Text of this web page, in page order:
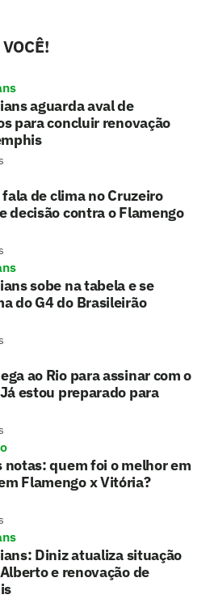
aguarda aval de
para concluir renovação
de clima no Cruzeiro
decisão contra o Flamengo
sobe na tabela e se
do G4 do Brasileirão
ao Rio para assinar com o
estou preparado para
notas: quem foi o melhor em
Flamengo x Vitória?
Diniz atualiza situação
e renovação de